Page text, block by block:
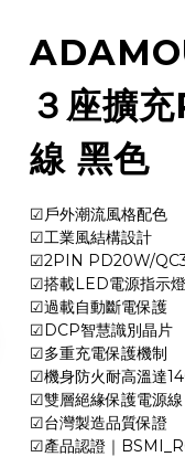
３座擴
線 黑色
☑戶外潮流風格配色
☑工業風結構設計
☑2PIN PD20W/
☑搭載LED電源指示燈
☑過載自動斷電保護
☑DCP智慧識別晶片
☑多重充電保護機制
☑機身防火耐高溫達
☑雙層絕緣保護電源線
☑台灣製造品質保證
☑產品認證｜